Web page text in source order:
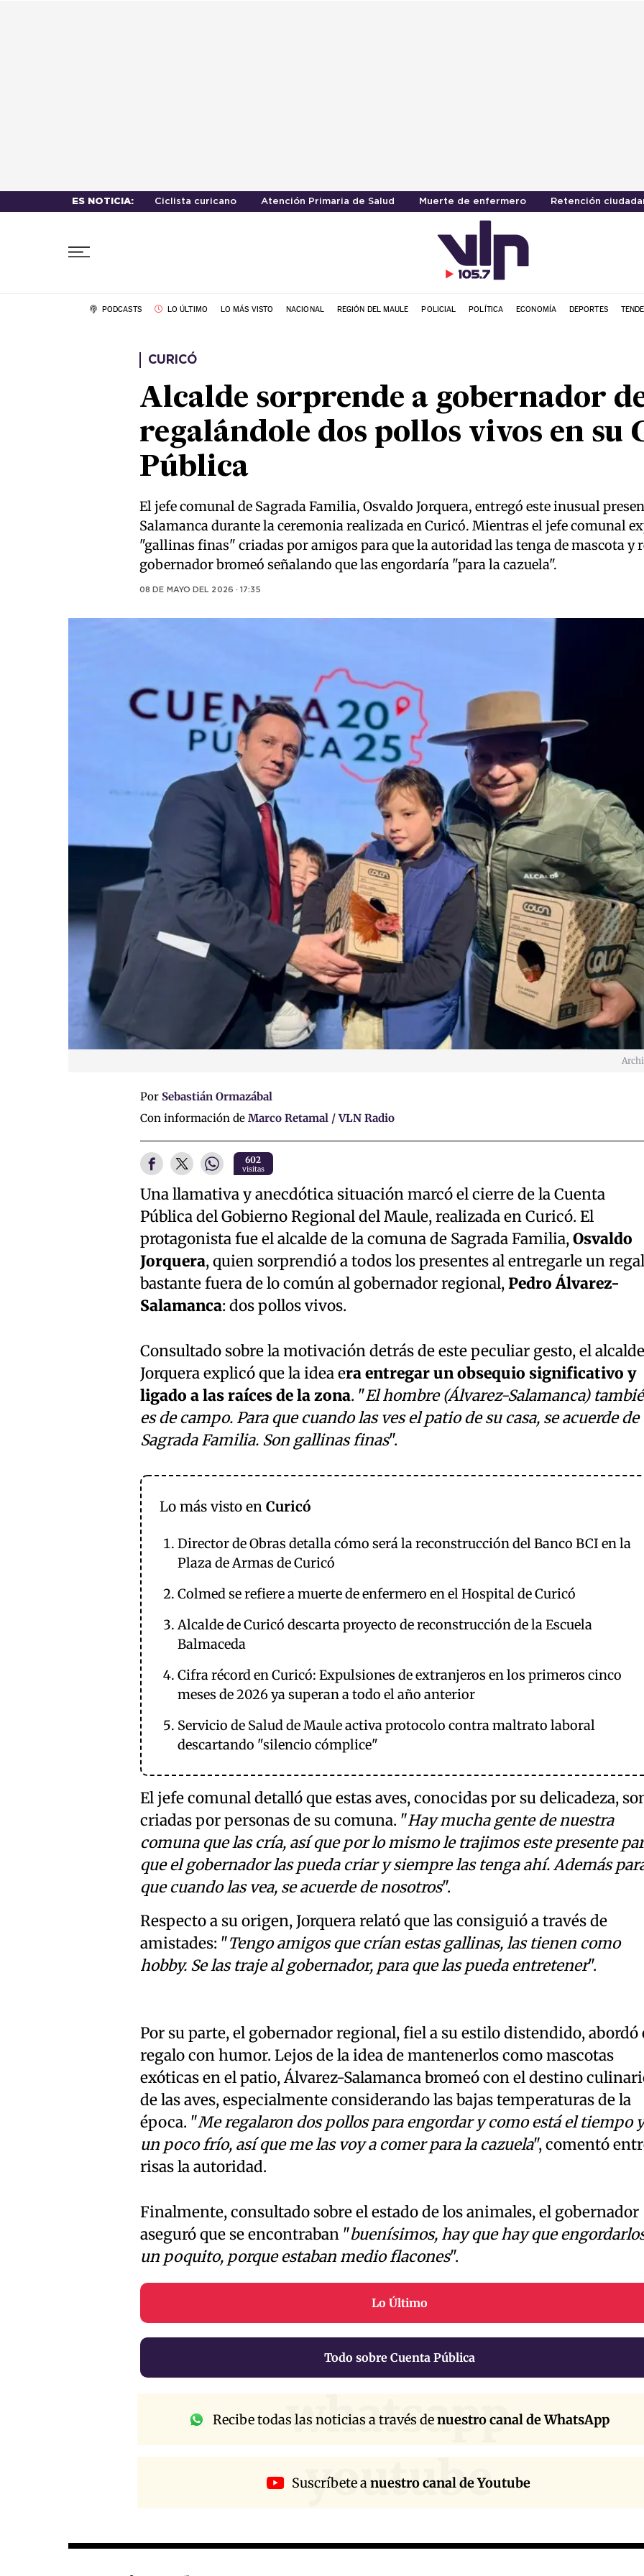
ES NOTICIA: Ciclista curicano Atención Primaria de Salud Muerte de enfermero Retención
PODCASTS LO ÚLTIMO LO MÁS VISTO NACIONAL REGIÓN DEL MAULE POLICIAL POLÍTICA ECONOMÍA DEPORTES
CURICÓ
Alcalde sorprende a gobernador
regalándole dos pollos vivos en su
Pública
El jefe comunal de Sagrada Familia, Osvaldo Jorquera, entregó este inusual
Salamanca durante la ceremonia realizada en Curicó. Mientras el jefe comunal
"gallinas finas" criadas por amigos para que la autoridad las tenga de mascota y
gobernador bromeó señalando que las engordaría "para la cazuela".
08 DE MAYO DEL 2026 · 17:35
Por Sebastián Ormazábal
Con información de Marco Retamal / VLN Radio
602
visitas
Una llamativa y anecdótica situación marcó el cierre de la Cuenta
Pública del Gobierno Regional del Maule, realizada en Curicó. El
protagonista fue el alcalde de la comuna de Sagrada Familia,Osvaldo
Jorquera, quien sorprendió a todos los presentes al entregarle un
bastante fuera de lo común al gobernador regional,Pedro Álvarez-
Salamanca: dos pollos vivos.
Consultado sobre la motivación detrás de este peculiar gesto, el alcalde
Jorquera explicó que la idea era entregar un obsequio significativo y
ligado a las raíces de la zona. "El hombre (Álvarez-Salamanca)
es de campo. Para que cuando las ves el patio de su casa, se acuerde de
Sagrada Familia. Son gallinas finas".
Lo más visto en Curicó
Director de Obras detalla cómo será la reconstrucción del Banco BCI en la
Plaza de Armas de Curicó
Colmed se refiere a muerte de enfermero en el Hospital de Curicó
Alcalde de Curicó descarta proyecto de reconstrucción de la Escuela
Balmaceda
Cifra récord en Curicó: Expulsiones de extranjeros en los primeros cinco
meses de 2026 ya superan a todo el año anterior
Servicio de Salud de Maule activa protocolo contra maltrato laboral
descartando "silencio cómplice"
El jefe comunal detalló que estas aves, conocidas por su delicadeza,
criadas por personas de su comuna. "Hay mucha gente de nuestra
comuna que las cría, así que por lo mismo le trajimos este presente
que el gobernador las pueda criar y siempre las tenga ahí. Además
que cuando las vea, se acuerde de nosotros".
Respecto a su origen, Jorquera relató que las consiguió a través de
amistades: "Tengo amigos que crían estas gallinas, las tienen como
hobby. Se las traje al gobernador, para que las pueda entretener".
Por su parte, el gobernador regional, fiel a su estilo distendido, abordó
regalo con humor. Lejos de la idea de mantenerlos como mascotas
exóticas en el patio, Álvarez-Salamanca bromeó con el destino
de las aves, especialmente considerando las bajas temperaturas de la
época. "Me regalaron dos pollos para engordar y como está el tiempo
un poco frío, así que me las voy a comer para la cazuela", comentó
risas la autoridad.
Finalmente, consultado sobre el estado de los animales, el gobernador
aseguró que se encontraban "buenísimos, hay que hay que
un poquito, porque estaban medio flacones".
Lo Último
Todo sobre Cuenta Pública
whatsapp
Recibe todas las noticias a través denuestro canal de WhatsApp
youtube
Suscríbete anuestro canal de Youtube